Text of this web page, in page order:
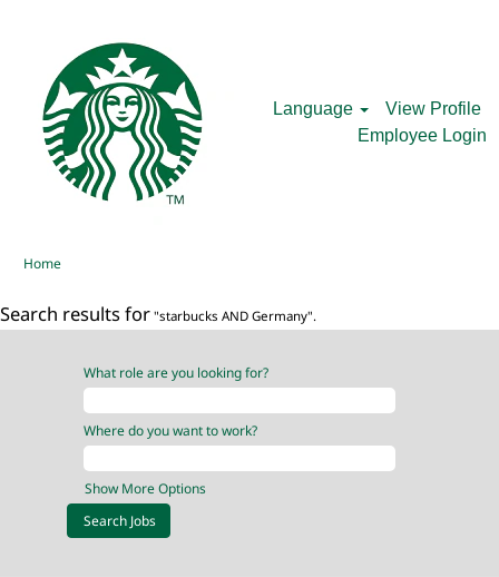
Language
View Profile
Employee Login
Home
Search results for "starbucks AND Germany".
What role are you looking for?
Where do you want to work?
Show More Options